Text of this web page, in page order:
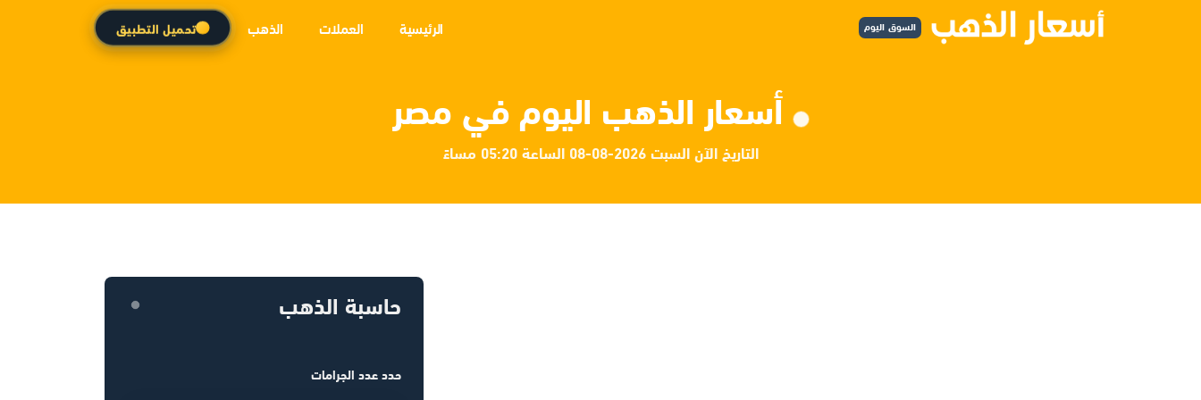
السوق اليوم الرئيسية العملات الذهب تحميل التطبيق
أسعار الذهب اليوم في مصر
التاريخ الآن السبت 2026-08-08 الساعة 05:20 مساءً
حاسبة الذهب
حدد عدد الجرامات